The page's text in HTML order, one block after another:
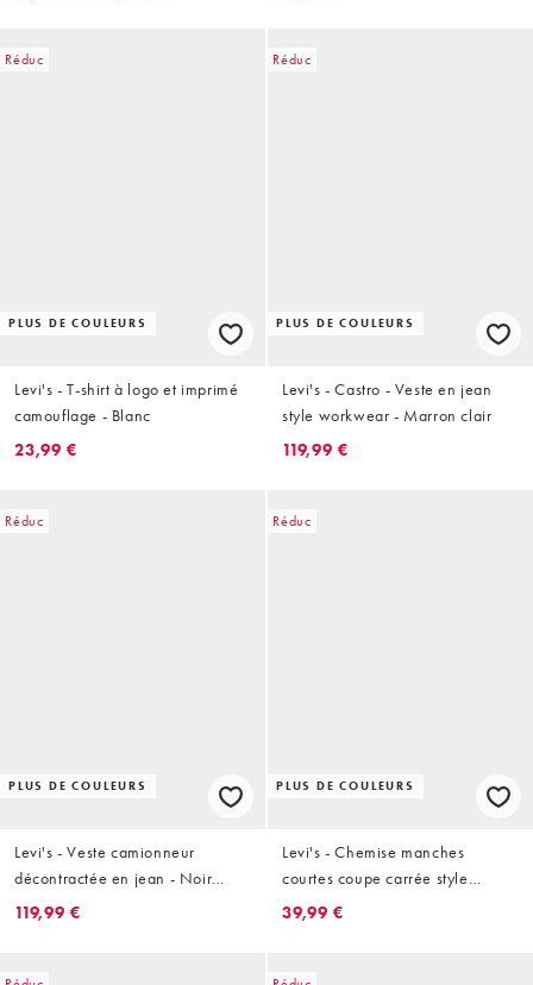
Réduc
PLUS DE COULEURS
Levi's - T-shirt à logo et imprimé
camouflage - Blanc
23,99 €
Réduc
PLUS DE COULEURS
Levi's - Castro - Veste en jean
style workwear - Marron clair
119,99 €
Réduc
PLUS DE COULEURS
Levi's - Veste camionneur
décontractée en jean - Noir
vintage délavé
119,99 €
Réduc
PLUS DE COULEURS
Levi's - Chemise manches
courtes coupe carrée style
western à carreaux - Bleu
39,99 €